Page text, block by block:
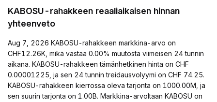
KABOSU-rahakkeen reaaliaikaisen hinnan
yhteenveto
Aug 7, 2026 KABOSU-rahakkeen markkina-arvo on
CHF12.26K, mikä vastaa 0.00% muutosta viimeisen 24 tunnin
aikana. KABOSU-rahakkeen tämänhetkinen hinta on CHF
0.00001225, ja sen 24 tunnin treidausvolyymi on CHF 74.25.
KABOSU-rahakkeen kierrossa oleva tarjonta on 1000.00M, ja
sen suurin tarjonta on 1.00B. Markkina-arvoltaan KABOSU on